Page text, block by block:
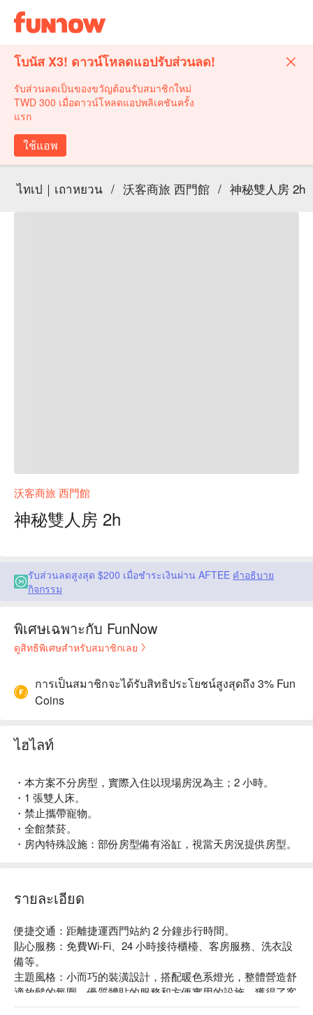
โบนัส X3! ดาวน์โหลดแอปรับส่วนลด!
รับส่วนลดเป็นของขวัญต้อนรับสมาชิกใหม่
TWD 300 เมื่อดาวน์โหลดแอปพลิเคชันครั้ง
แรก
ใช้แอพ
ไทเป｜เถาหยวน / 沃客商旅 西門館 / 神秘雙人房 2h
沃客商旅 西門館
神秘雙人房 2h
รับส่วนลดสูงสุด $200 เมื่อชำระเงินผ่าน AFTEE คำอธิบาย
กิจกรรม
พิเศษเฉพาะกับ FunNow
ดูสิทธิพิเศษสำหรับสมาชิกเลย
การเป็นสมาชิกจะได้รับสิทธิประโยชน์สูงสุดถึง 3% Fun
Coins
ไฮไลท์
・本方案不分房型，實際入住以現場房況為主；2 小時。
・1 張雙人床。
・禁止攜帶寵物。
・全館禁菸。
・房內特殊設施：部份房型備有浴缸，視當天房況提供房型。
รายละเอียด
便捷交通：距離捷運西門站約 2 分鐘步行時間。
貼心服務：免費Wi-Fi、24 小時接待櫃檯、客房服務、洗衣設
備等。
主題風格：小而巧的裝潢設計，搭配暖色系燈光，整體營造舒
適放鬆的氛圍。優質體貼的服務和方便實用的設施，獲得了客
人的普遍好評。